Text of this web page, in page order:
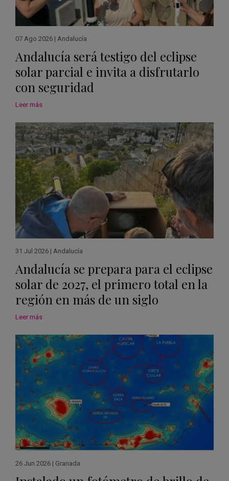
07 Ago 2026 | Andalucía
Andalucía será testigo del eclipse
solar parcial e invita a disfrutarlo
con seguridad
Leer más
31 Jul 2026 | Andalucía
Andalucía se prepara para el eclipse
solar de 2027, el primero total en la
región en más de un siglo
Leer más
26 Jun 2026 | Granada